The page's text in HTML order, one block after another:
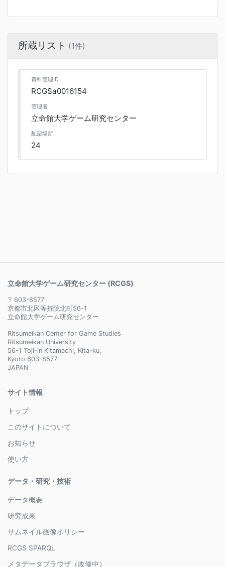
所蔵リスト (1件)
資料管理ID
RCGSa0016154
管理者
立命館大学ゲーム研究センター
配架場所
24
立命館大学ゲーム研究センター (RCGS)
〒603-8577
京都市北区等持院北町56-1
立命館大学ゲーム研究センター
Ritsumeikan Center for Game Studies
Ritsumeikan University
56-1 Toji-in Kitamachi, Kita-ku,
Kyoto 603-8577
JAPAN
サイト情報
トップ
このサイトについて
お知らせ
使い方
データ・研究・技術
データ概要
研究成果
サムネイル画像ポリシー
RCGS SPARQL
メタデータブラウザ（改修中）